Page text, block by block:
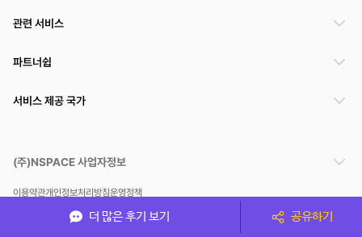
더 많은 후기 보기 공유하기
관련 서비스
파트너쉽
서비스 제공 국가
(주)NSPACE 사업자정보
이용약관개인정보처리방침운영정책
스페이스클라우드는 통신판매중개자이며 통신판매의 당사자가 아닙니다. 따라서 스페이스클
라우드는 공간 거래정보 및 거래에 대해 책임지지 않습니다.